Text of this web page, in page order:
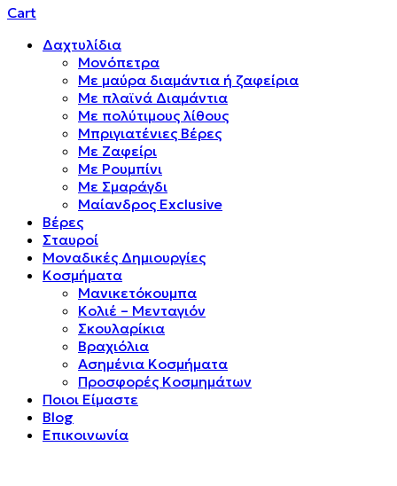
Cart
Δαχτυλίδια
Μονόπετρα
Mε μαύρα διαμάντια ή ζαφείρια
Mε πλαϊνά Διαμάντια
Mε πολύτιμους λίθους
Μπριγιατένιες Βέρες
Με Ζαφείρι
Με Ρουμπίνι
Με Σμαράγδι
Μαίανδρος Exclusive
Βέρες
Σταυροί
Μοναδικές Δημιουργίες
Κοσμήματα
Μανικετόκουμπα
Κολιέ – Μενταγιόν
Σκουλαρίκια
Βραχιόλια
Ασημένια Κοσμήματα
Προσφορές Κοσμημάτων
Ποιοι Είμαστε
Blog
Επικοινωνία